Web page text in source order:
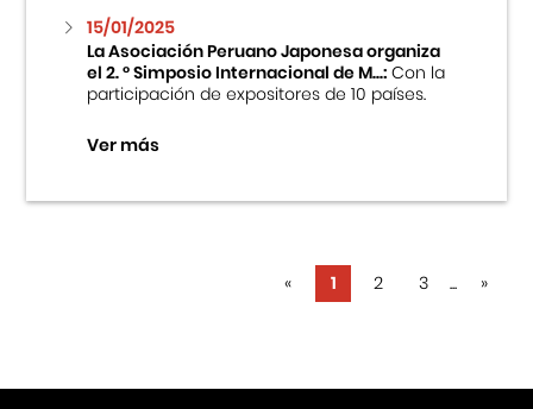
15/01/2025
La Asociación Peruano Japonesa organiza
el 2. ° Simposio Internacional de M...:Con la
participación de expositores de 10 países.
Ver más
« 1 2 3 ... »